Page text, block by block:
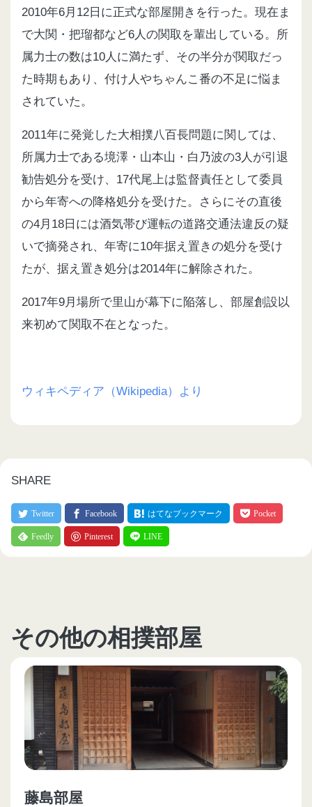
2010年6月12日に正式な部屋開きを行った。現在ま
で大関・把瑠都など6人の関取を輩出している。所
属力士の数は10人に満たず、その半分が関取だっ
た時期もあり、付け人やちゃんこ番の不足に悩ま
されていた。
2011年に発覚した大相撲八百長問題に関しては、
所属力士である境澤・山本山・白乃波の3人が引退
勧告処分を受け、17代尾上は監督責任として委員
から年寄への降格処分を受けた。さらにその直後
の4月18日には酒気帯び運転の道路交通法違反の疑
いで摘発され、年寄に10年据え置きの処分を受け
たが、据え置き処分は2014年に解除された。
2017年9月場所で里山が幕下に陥落し、部屋創設以
来初めて関取不在となった。
ウィキペディア（Wikipedia）より
SHARE
その他の相撲部屋
藤島部屋